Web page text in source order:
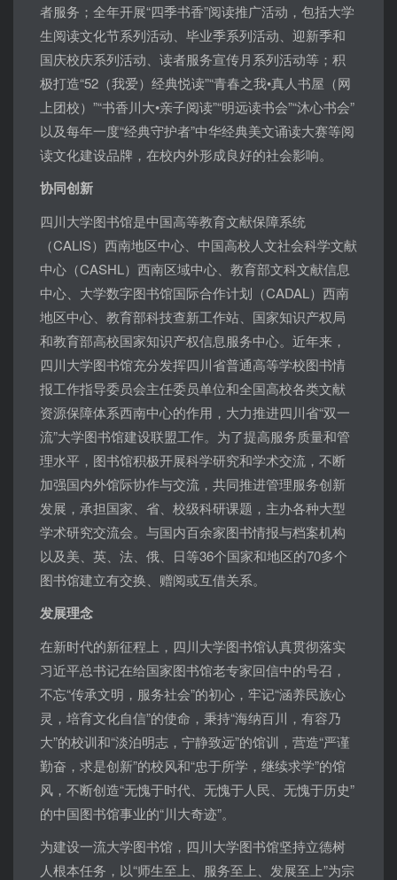
者服务；全年开展“四季书香”阅读推广活动，包括大学
生阅读文化节系列活动、毕业季系列活动、迎新季和
国庆校庆系列活动、读者服务宣传月系列活动等；积
极打造“52（我爱）经典悦读”“青春之我•真人书屋（网
上团校）”“书香川大•亲子阅读”“明远读书会”“沐心书会”
以及每年一度“经典守护者”中华经典美文诵读大赛等阅
读文化建设品牌，在校内外形成良好的社会影响。
协同创新
四川大学图书馆是中国高等教育文献保障系统
（CALIS）西南地区中心、中国高校人文社会科学文献
中心（CASHL）西南区域中心、教育部文科文献信息
中心、大学数字图书馆国际合作计划（CADAL）西南
地区中心、教育部科技查新工作站、国家知识产权局
和教育部高校国家知识产权信息服务中心。近年来，
四川大学图书馆充分发挥四川省普通高等学校图书情
报工作指导委员会主任委员单位和全国高校各类文献
资源保障体系西南中心的作用，大力推进四川省“双一
流”大学图书馆建设联盟工作。为了提高服务质量和管
理水平，图书馆积极开展科学研究和学术交流，不断
加强国内外馆际协作与交流，共同推进管理服务创新
发展，承担国家、省、校级科研课题，主办各种大型
学术研究交流会。与国内百余家图书情报与档案机构
以及美、英、法、俄、日等36个国家和地区的70多个
图书馆建立有交换、赠阅或互借关系。
发展理念
在新时代的新征程上，四川大学图书馆认真贯彻落实
习近平总书记在给国家图书馆老专家回信中的号召，
不忘“传承文明，服务社会”的初心，牢记“涵养民族心
灵，培育文化自信”的使命，秉持“海纳百川，有容乃
大”的校训和“淡泊明志，宁静致远”的馆训，营造“严谨
勤奋，求是创新”的校风和“忠于所学，继续求学”的馆
风，不断创造“无愧于时代、无愧于人民、无愧于历史”
的中国图书馆事业的“川大奇迹”。
为建设一流大学图书馆，四川大学图书馆坚持立德树
人根本任务，以“师生至上、服务至上、发展至上”为宗